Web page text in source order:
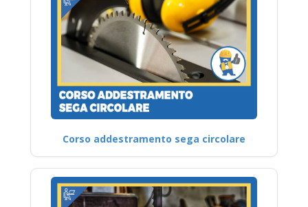
Corso addestramento sega circolare